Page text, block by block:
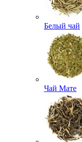
Белый чай
Чай Мате